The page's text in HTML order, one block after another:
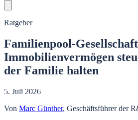
Ratgeber
Familienpool-
Immobilienvermögen
der Familie halten
5. Juli 2026
Von Marc Günther, Geschäftsführer der